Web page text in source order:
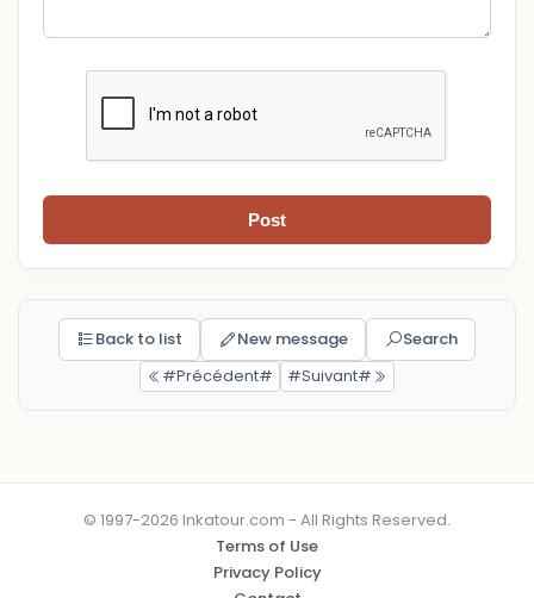
Post
Back to list New message
Search
#Précédent#
#Suivant#
© 1997-2026 Inkatour.com - All Rights Reserved.
Terms of Use
Privacy Policy